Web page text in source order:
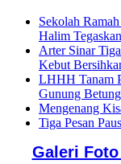
Sekolah
Halim
Arter Sinar
Kebut
LHHH Tanam
Gunung Betung
Mengenang
Tiga Pesan
Galeri Foto